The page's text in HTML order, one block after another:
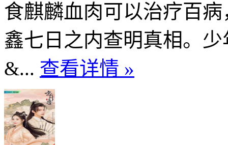
食麒麟血肉可以治疗百
鑫七日之内查明真相。
&... 查看详情 »